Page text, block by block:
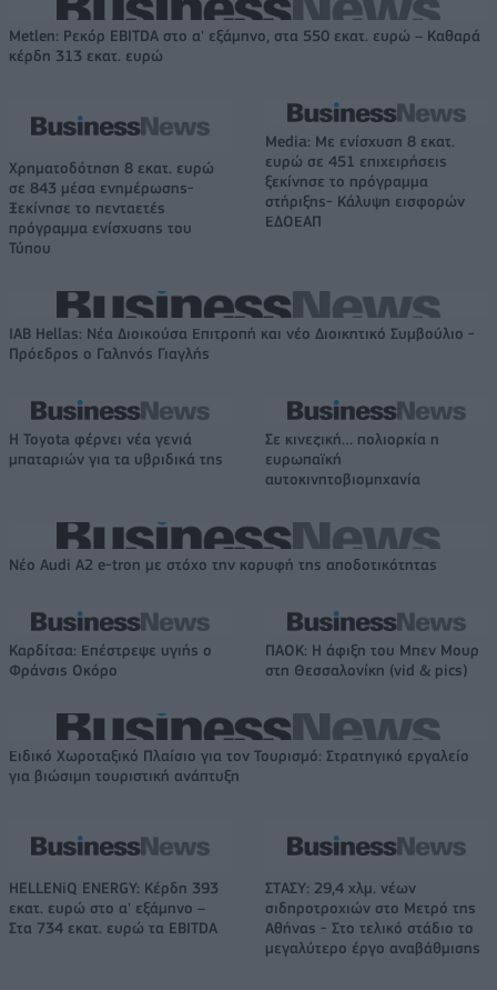
Metlen: Ρεκόρ EBITDA στο α' εξάμηνο, στα 550 εκατ. ευρώ – Καθαρά
κέρδη 313 εκατ. ευρώ
Χρηματοδότηση 8 εκατ. ευρώ
σε 843 μέσα ενημέρωσης-
Ξεκίνησε το πενταετές
πρόγραμμα ενίσχυσης του
Τύπου
Media: Με ενίσχυση 8 εκατ.
ευρώ σε 451 επιχειρήσεις
ξεκίνησε το πρόγραμμα
στήριξης- Κάλυψη εισφορών
ΕΔΟΕΑΠ
IAB Hellas: Νέα Διοικούσα Επιτροπή και νέο Διοικητικό Συμβούλιο -
Πρόεδρος ο Γαληνός Γιαγλής
Η Toyota φέρνει νέα γενιά
μπαταριών για τα υβριδικά της
Σε κινεζική… πολιορκία η
ευρωπαϊκή
αυτοκινητοβιομηχανία
Νέο Audi A2 e-tron με στόχο την κορυφή της αποδοτικότητας
Καρδίτσα: Επέστρεψε υγιής ο
Φράνσις Οκόρο
ΠΑΟΚ: Η άφιξη του Μπεν Μουρ
στη Θεσσαλονίκη (vid & pics)
Ειδικό Χωροταξικό Πλαίσιο για τον Τουρισμό: Στρατηγικό εργαλείο
για βιώσιμη τουριστική ανάπτυξη
HELLENiQ ENERGY: Κέρδη 393
εκατ. ευρώ στο α' εξάμηνο –
Στα 734 εκατ. ευρώ τα EBITDA
ΣΤΑΣΥ: 29,4 χλμ. νέων
σιδηροτροχιών στο Μετρό της
Αθήνας - Στο τελικό στάδιο το
μεγαλύτερο έργο αναβάθμισης